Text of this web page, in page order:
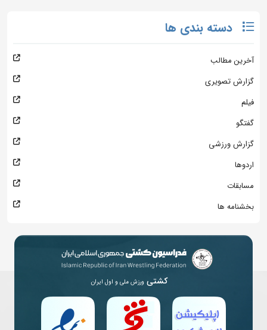
دسته بندی ها
آخرین مطالب
گزارش تصویری
فیلم
گفتگو
گزارش ورزشی
اردوها
مسابقات
بخشنامه ها
کشتی ورزش ملی و اول ایران